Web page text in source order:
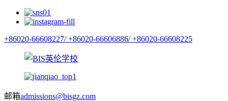
+86020-66608227/ +86020-66606886/ +86020-66608225
邮箱admissions@bisgz.com